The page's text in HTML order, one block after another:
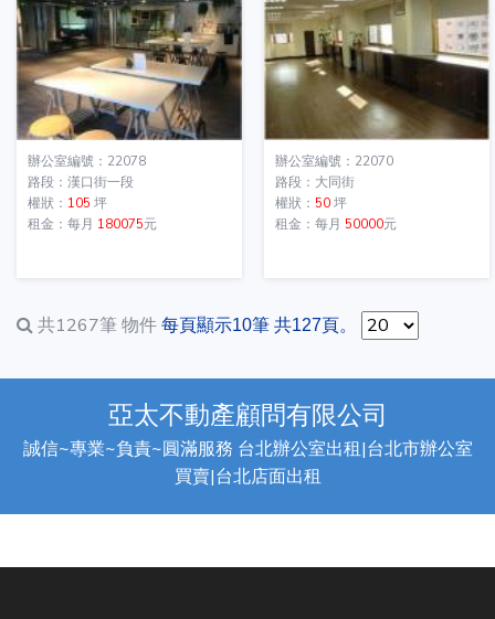
辦公室編號：22078
路段：漢口街一段
權狀： 105 坪
租金：每月 180075元
辦公室編號：22070
路段：大同街
權狀： 50坪
租金：每月 50000元
共1267筆 物件 每頁顯示10筆 共127頁。
亞太不動產顧問有限公司
誠信~專業~負責~圓滿服務 台北辦公室出租|台北市辦公室
買賣|台北店面出租